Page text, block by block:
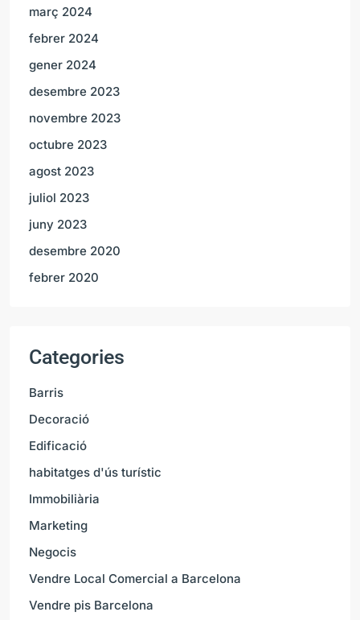
març 2024
febrer 2024
gener 2024
desembre 2023
novembre 2023
octubre 2023
agost 2023
juliol 2023
juny 2023
desembre 2020
febrer 2020
Categories
Barris
Decoració
Edificació
habitatges d'ús turístic
Immobiliària
Marketing
Negocis
Vendre Local Comercial a Barcelona
Vendre pis Barcelona